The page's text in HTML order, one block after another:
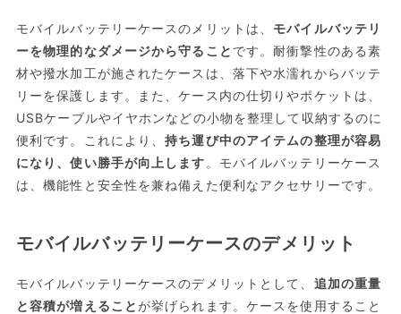
モバイルバッテリーケースのメリットは、 モバイルバッテリ
ーを物理的なダメージから守ること です。耐衝撃性のある素
材や撥水加工が施されたケースは、落下や水濡れからバッテ
リーを保護します。また、ケース内の仕切りやポケットは、
USBケーブルやイヤホンなどの小物を整理して収納するのに
便利です。これにより、持ち運び中のアイテムの整理が容易
になり、使い勝手が向上します 。モバイルバッテリーケース
は、機能性と安全性を兼ね備えた便利なアクセサリーです。
モバイルバッテリーケースのデメリット
モバイルバッテリーケースのデメリットとして、 追加の重量
と容積が増えることが挙げられます。ケースを使用すること